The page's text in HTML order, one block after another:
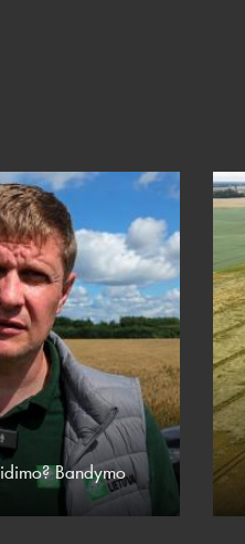
Bandymo